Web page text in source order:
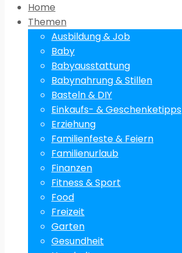
Home
Themen
Ausbildung & Job
Baby
Babyausstattung
Babynahrung & Stillen
Basteln & DIY
Einkaufs- & Geschenketipps
Erziehung
Familienfeste & Feiern
Familienurlaub
Finanzen
Fitness & Sport
Food
Freizeit
Garten
Gesundheit